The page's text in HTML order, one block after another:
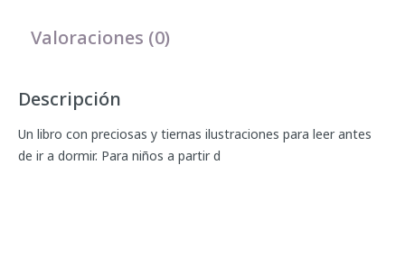
Valoraciones (0)
Descripción
Un libro con preciosas y tiernas ilustraciones para leer antes
de ir a dormir. Para niños a partir d